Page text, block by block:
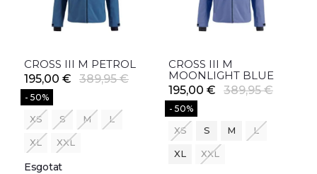
CROSS III M PETROL
195,00 €
389,95 €
- 50%
XS S M L
XL XXL
Esgotat
CROSS III M
MOONLIGHT BLUE
195,00 €
389,95 €
- 50%
XS S M L
XL XXL